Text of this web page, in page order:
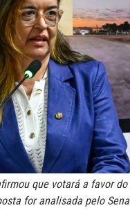
que votará a favor
for analisada pelo